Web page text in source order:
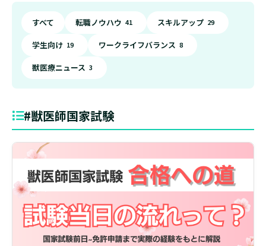
すべて 転職ノウハウ 41 スキルアップ 29
学生向け 19 ワークライフバランス 8
獣医療ニュース 3
#獣医師国家試験